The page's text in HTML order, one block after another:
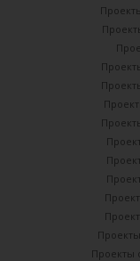
Проекты